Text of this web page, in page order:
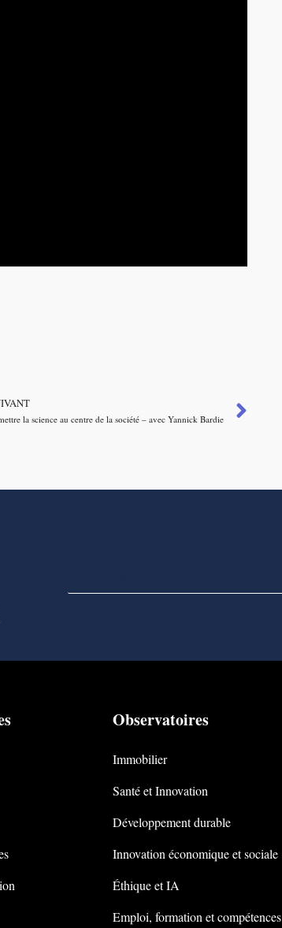
la science au centre de la société – avec Yannick Bardie
Observatoires
Immobilier
Santé et Innovation
Développement durable
Innovation économique et sociale
Éthique et IA
Emploi, formation et compétences